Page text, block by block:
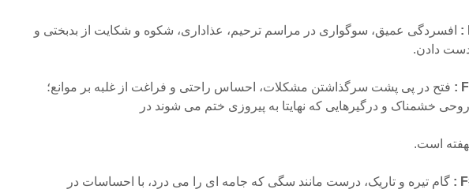
افسردگی عمیق، سوگواری در مراسم ترحیم، عذاداری، شکوه و شکایت از بدبختی و
دست دادن.
فتح در پی پشت سرگذاشتن مشکلات، احساس راحتی و فراغت از غلبه بر موانع؛
خشمناک و درگیرهایی که نهایتا به پیروزی ختم می شوند در
است.
گام تیره و تاریک، درست مانند سگی که جامه ای را می درد، با احساسات در